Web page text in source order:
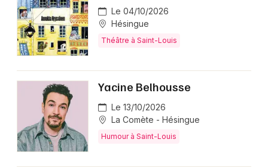
Le 04/10/2026
Hésingue
Théâtre à Saint-Louis
Yacine Belhousse
Le 13/10/2026
La Comète - Hésingue
Humour à Saint-Louis